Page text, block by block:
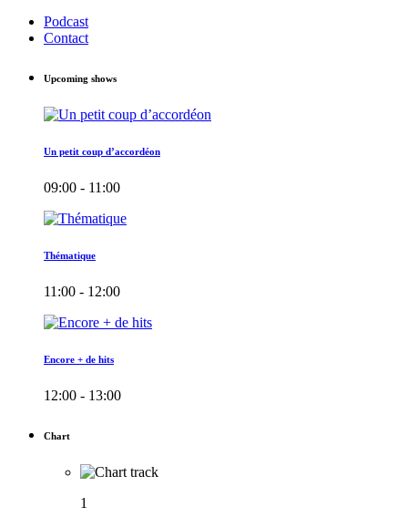
Podcast
Contact
Upcoming shows
Un petit coup d’accordéon
09:00 - 11:00
Thématique
11:00 - 12:00
Encore + de hits
12:00 - 13:00
Chart
1